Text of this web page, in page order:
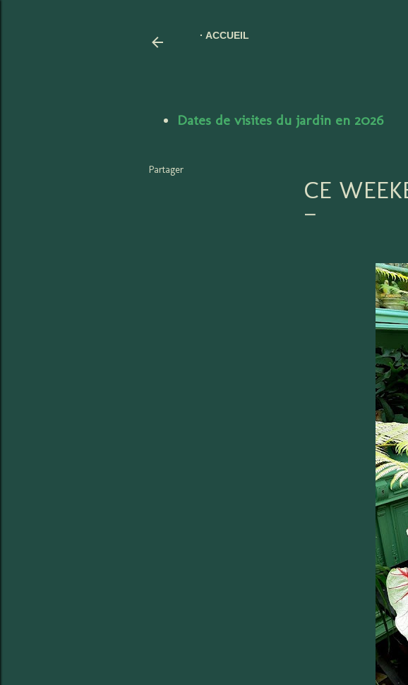
ACCUEIL
Dates de visites du jardin en 2026
Partager
CE